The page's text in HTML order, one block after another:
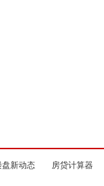
盘新动态 房贷计算器